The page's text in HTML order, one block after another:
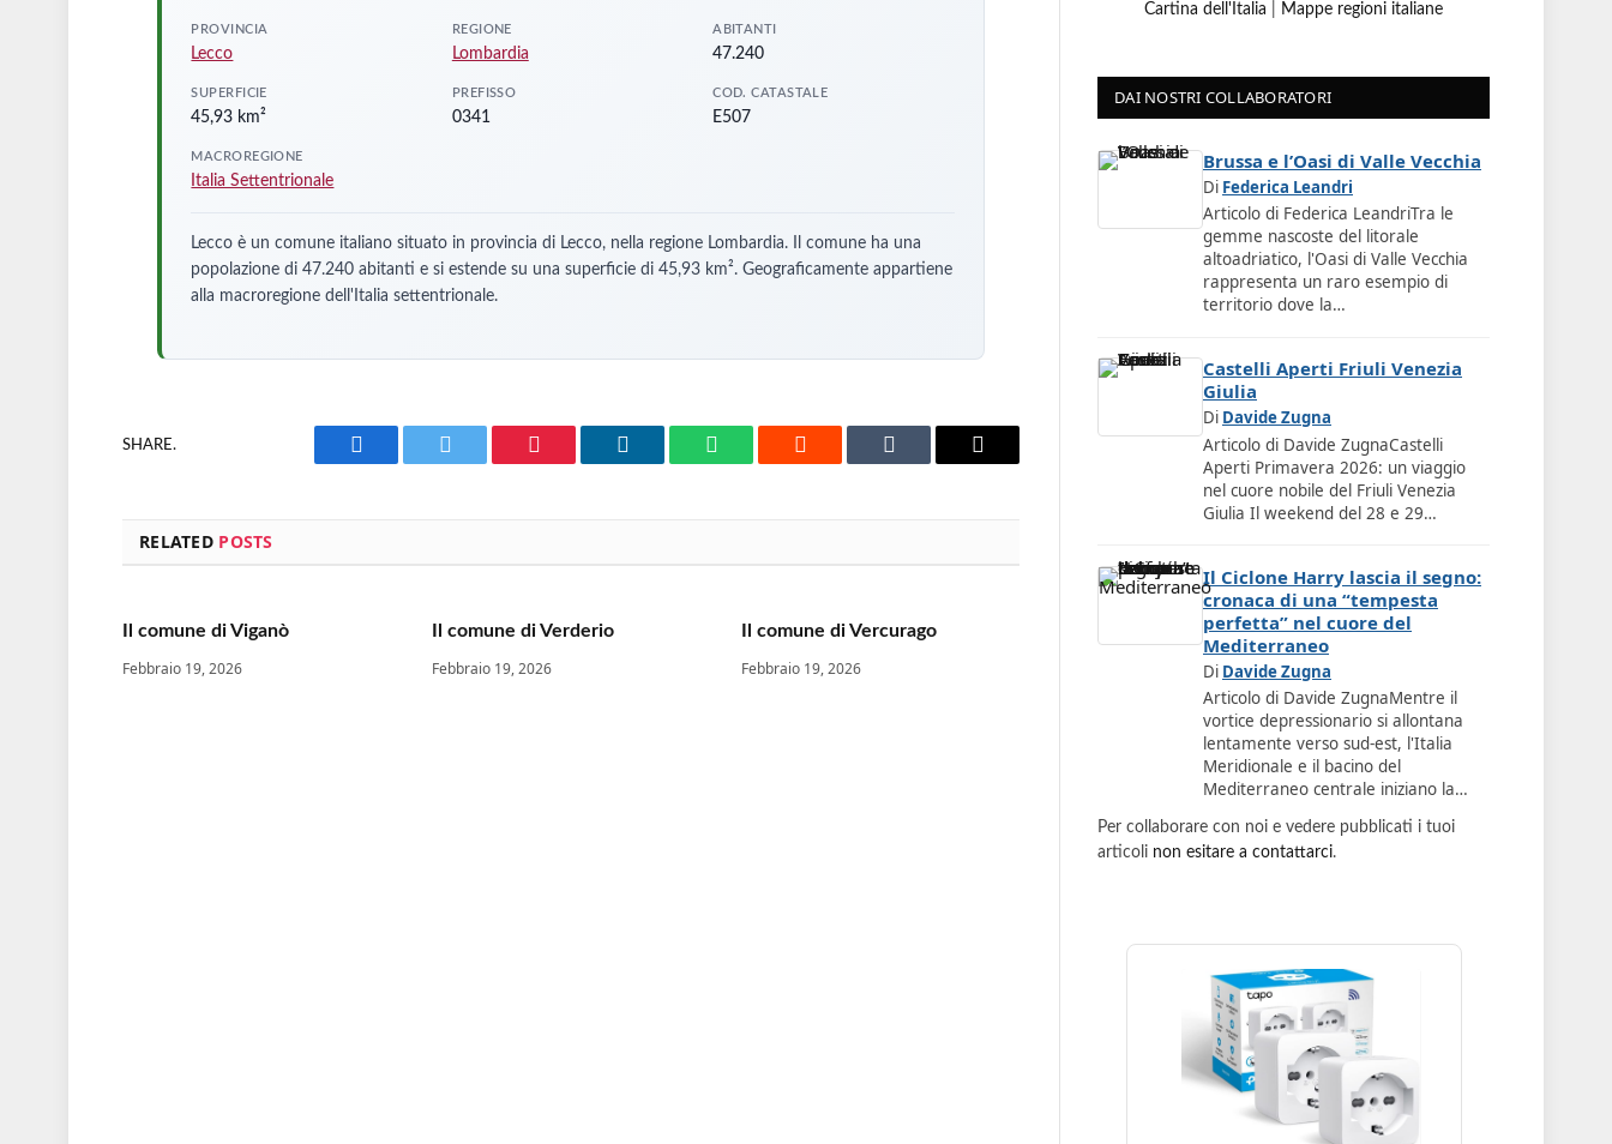
PROVINCIA
Lecco
REGIONE
Lombardia
ABITANTI
47.240
SUPERFICIE
45,93 km²
PREFISSO
0341
COD. CATASTALE
E507
MACROREGIONE
Italia Settentrionale
Lecco è un comune italiano situato in provincia di Lecco, nella regione Lombardia. Il comune ha una
popolazione di 47.240 abitanti e si estende su una superficie di 45,93 km². Geograficamente appartiene
alla macroregione dell'Italia settentrionale.
SHARE.
Facebook Twitter Pinterest LinkedIn WhatsAppReddit Tumblr Email
RELATED POSTS
Il comune di Viganò
Febbraio 19, 2026
Il comune di Verderio
Febbraio 19, 2026
Il comune di Vercurago
Febbraio 19, 2026
Cartina dell'Italia Mappe regioni italiane
DAI NOSTRI COLLABORATORI
Brussa e l’Oasi di Valle Vecchia
Di Federica Leandri
Articolo di Federica LeandriTra le
gemme nascoste del litorale
altoadriatico, l'Oasi di Valle Vecchia
rappresenta un raro esempio di
territorio dove la…
Castelli Aperti Friuli Venezia
Giulia
Di Davide Zugna
Articolo di Davide ZugnaCastelli
Aperti Primavera 2026: un viaggio
nel cuore nobile del Friuli Venezia
Giulia Il weekend del 28 e 29…
Il Ciclone Harry lascia il segno:
cronaca di una “tempesta
perfetta” nel cuore del
Mediterraneo
Di Davide Zugna
Articolo di Davide ZugnaMentre il
vortice depressionario si allontana
lentamente verso sud-est, l'Italia
Meridionale e il bacino del
Mediterraneo centrale iniziano la…
Per collaborare con noi e vedere pubblicati i tuoi
articoli non esitare a contattarci.